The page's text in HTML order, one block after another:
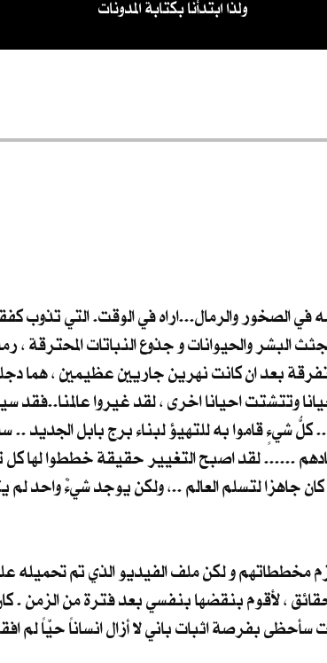
ولذا ابتدأنا بكتابة المدونات
في الصخور والرمال...اراه في الوقت. التي تذوب
والحيوانات و جذوع النباتات المحترقة ،
بعد ان كانت نهرين جاريين عظيمين ، هما
وتتشتت احيانا اخرى ، لقد غيروا
شيءٍ قاموا به للتهيؤ لبناء برج بابل الجديد
...... لقد اصبح التغيير حقيقة خططوا لها كل
جاهزا لتسلم العالم ..، ولكن يوجد شيءٌ واحد
مخططاتهم و لكن ملف الفيديو الذي تم
، لأقوم بنقضها بنفسي بعد فترة من
بفرصة اثبات باني لا أزال انساناً حيّاً لم